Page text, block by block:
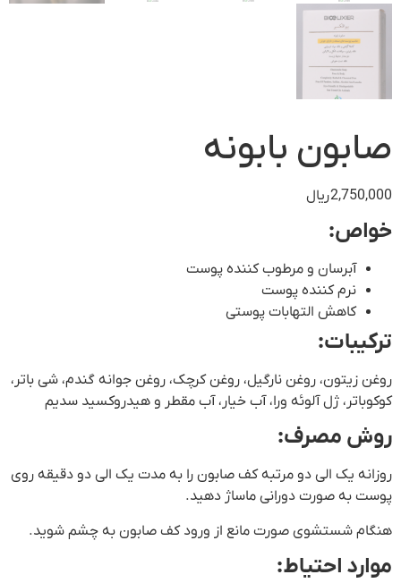
صابون بابونه
2,750,000ریال
خواص:
آبرسان و مرطوب کننده پوست
نرم کننده پوست
کاهش التهابات پوستی
ترکیبات:
روغن زیتون، روغن نارگیل، روغن کرچک، روغن جوانه گندم، شی باتر،
کوکوباتر، ژل آلوئه ورا، آب خیار، آب مقطر و هیدروکسید سدیم
روش مصرف:
روزانه یک الی دو مرتبه کف صابون را به مدت یک الی دو دقیقه روی
پوست به صورت دورانی ماساژ دهید.
هنگام شستشوی صورت مانع از ورود کف صابون به چشم شوید.
موارد احتیاط: